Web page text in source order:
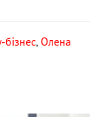
бізнес, Олена